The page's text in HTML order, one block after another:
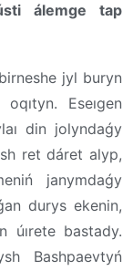
álemge tap
jyl buryn
Eseıgen
din jolyndaǵy
ret dáret alyp,
janymdaǵy
durys ekenin,
úırete bastady.
Bashpaevtyń